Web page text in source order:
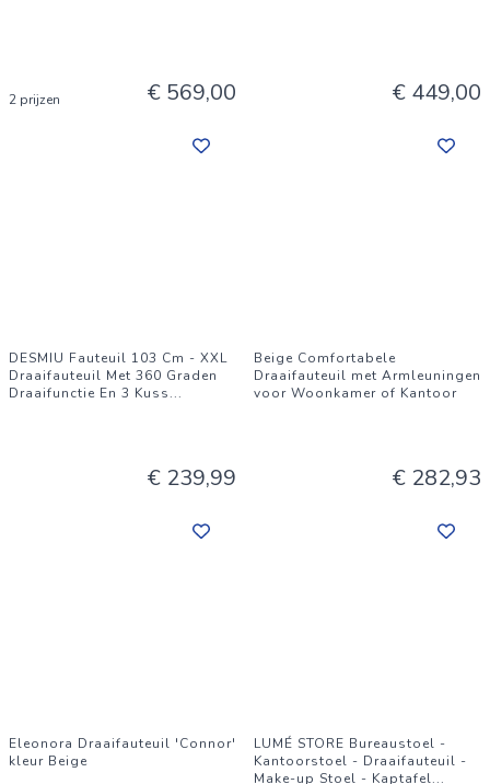
2 prijzen € 569,00 € 449,00
DESMIU Fauteuil 103 Cm - XXL
Draaifauteuil Met 360 Graden
Draaifunctie En 3 Kuss...
€ 239,99
Beige Comfortabele
Draaifauteuil met Armleuningen
voor Woonkamer of Kantoor
€ 282,93
Eleonora Draaifauteuil 'Connor'
kleur Beige
LUMÉ STORE Bureaustoel -
Kantoorstoel - Draaifauteuil -
Make-up Stoel - Kaptafel...